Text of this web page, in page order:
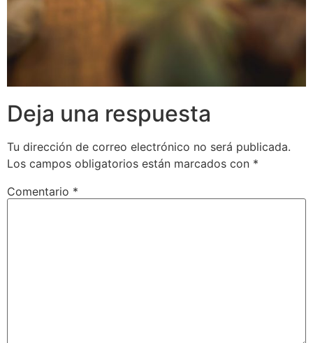
Deja una respuesta
Tu dirección de correo electrónico no será publicada.
Los campos obligatorios están marcados con *
Comentario *